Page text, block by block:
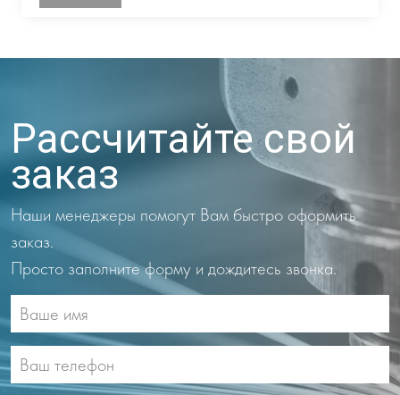
Рассчитайте свой
заказ
Наши менеджеры помогут Вам быстро оформить
заказ.
Просто заполните форму и дождитесь звонка.